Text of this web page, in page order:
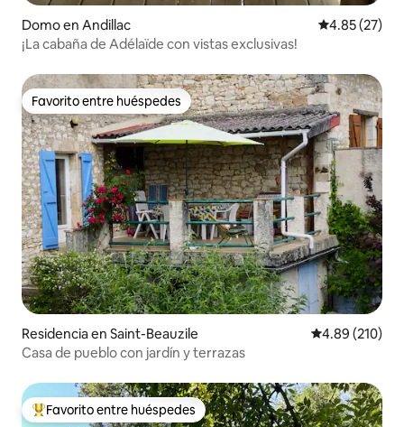
Domo en Andillac Calificación
4.85 (27)
¡La cabaña de Adélaïde con vistas exclusivas!
Favorito entre huéspedes
Favorito entre huéspedes
Residencia en Saint-Beauzile Calificación
4.89 (210)
Casa de pueblo con jardín y terrazas
De los mejores en Favorito entre huéspedes
Favorito entre huéspedes